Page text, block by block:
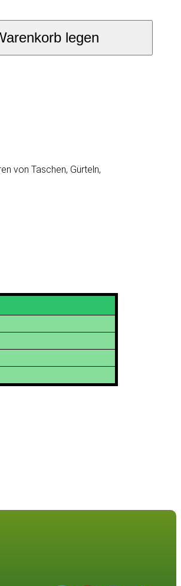
legen
von Taschen, Gürteln,